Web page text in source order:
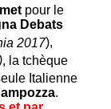
pour le
Debats
2017),
, la tchèque
Italienne
.